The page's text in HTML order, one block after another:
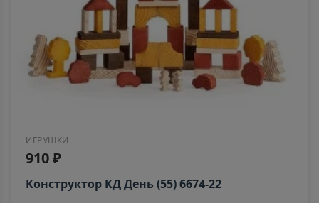
ИГРУШКИ
910 ₽
Конструктор КД День (55) 6674-22